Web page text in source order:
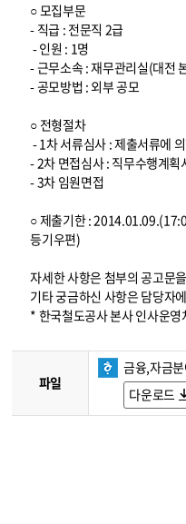
○ 모집부문
- 직급 : 전문직 2급
- 인원 : 1명
- 근무소속 : 재무관리실(대전
- 공모방법 : 외부 공모
○ 전형절차
- 1차 서류심사 : 제출서류에
- 2차 면접심사 : 직무수행계획
- 3차 임원면접
○ 제출기한 :
등기우편)
자세한 사항은 첨부의 공고문
기타 궁금하신 사항은 담당자
* 한국철도공사 본사 인사운
파일
금융,자금
다운로드